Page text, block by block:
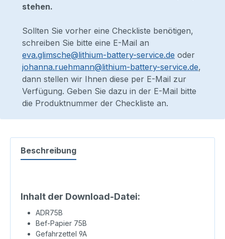
stehen.
Sollten Sie vorher eine Checkliste benötigen,
schreiben Sie bitte eine E-Mail an
eva.glimsche@lithium-battery-service.de oder
johanna.ruehmann@lithium-battery-service.de,
dann stellen wir Ihnen diese per E-Mail zur
Verfügung. Geben Sie dazu in der E-Mail bitte
die Produktnummer der Checkliste an.
Beschreibung
Inhalt der Download-Datei:
ADR75B
Bef-Papier 75B
Gefahrzettel 9A